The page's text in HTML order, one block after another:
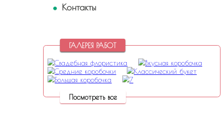
Отзывы
ГАЛЕРЕЯ РАБОТ